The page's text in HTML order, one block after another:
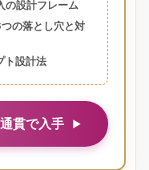
の設計フレーム
の落とし穴と対
ト設計法
貫で入手